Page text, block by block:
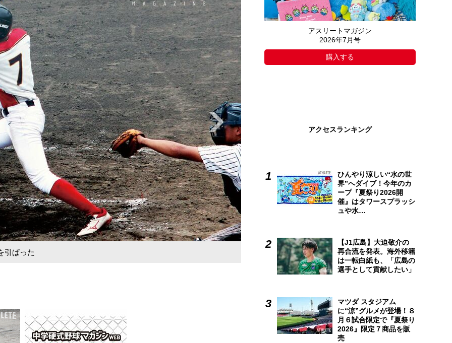
引ぱった 4回途中からマウンドに立った石部敢大投手
アスリートマガジン
2026年7月号
購入する
アクセスランキング
ひんやり涼しい“水の世
界”へダイブ！今年のカ
ープ『夏祭り2026開
催』はタワースプラッシ
ュや水…
【J1広島】大迫敬介の
再合流を発表。海外移籍
は一転白紙も、「広島の
選手として貢献したい」
マツダ スタジアム
に“涼”グルメが登場！８
月６試合限定で『夏祭り
2026』限定７商品を販
売